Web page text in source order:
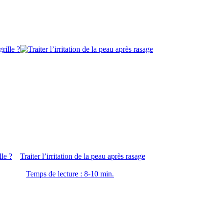
? Traiter l’irritation de la peau après rasage
Temps de lecture : 8-10 min.